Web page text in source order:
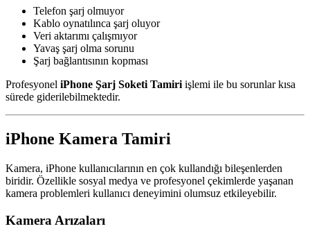
Telefon şarj olmuyor
Kablo oynatılınca şarj oluyor
Veri aktarımı çalışmıyor
Yavaş şarj olma sorunu
Şarj bağlantısının kopması
Profesyonel iPhone Şarj Soketi Tamiri işlemi ile bu sorunlar kısa
sürede giderilebilmektedir.
iPhone Kamera Tamiri
Kamera, iPhone kullanıcılarının en çok kullandığı bileşenlerden
biridir. Özellikle sosyal medya ve profesyonel çekimlerde yaşanan
kamera problemleri kullanıcı deneyimini olumsuz etkileyebilir.
Kamera Arızaları